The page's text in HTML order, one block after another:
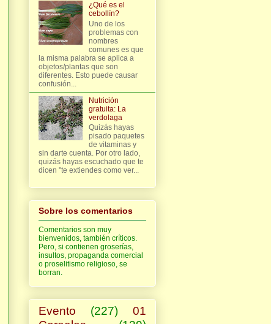
¿Qué es el
cebollín?
Uno de los
problemas con
nombres
comunes es que
la misma palabra se aplica a
objetos/plantas que son
diferentes. Esto puede causar
confusión...
Nutrición
gratuita: La
verdolaga
Quizás hayas
pisado paquetes
de vitaminas y
sin darte cuenta. Por otro lado,
quizás hayas escuchado que te
dicen "te extiendes como ver...
Sobre los comentarios
Comentarios son muy
bienvenidos, también críticos.
Pero, si contienen groserías,
insultos, propaganda comercial
o proselitismo religioso, se
borran.
Evento (227)
01